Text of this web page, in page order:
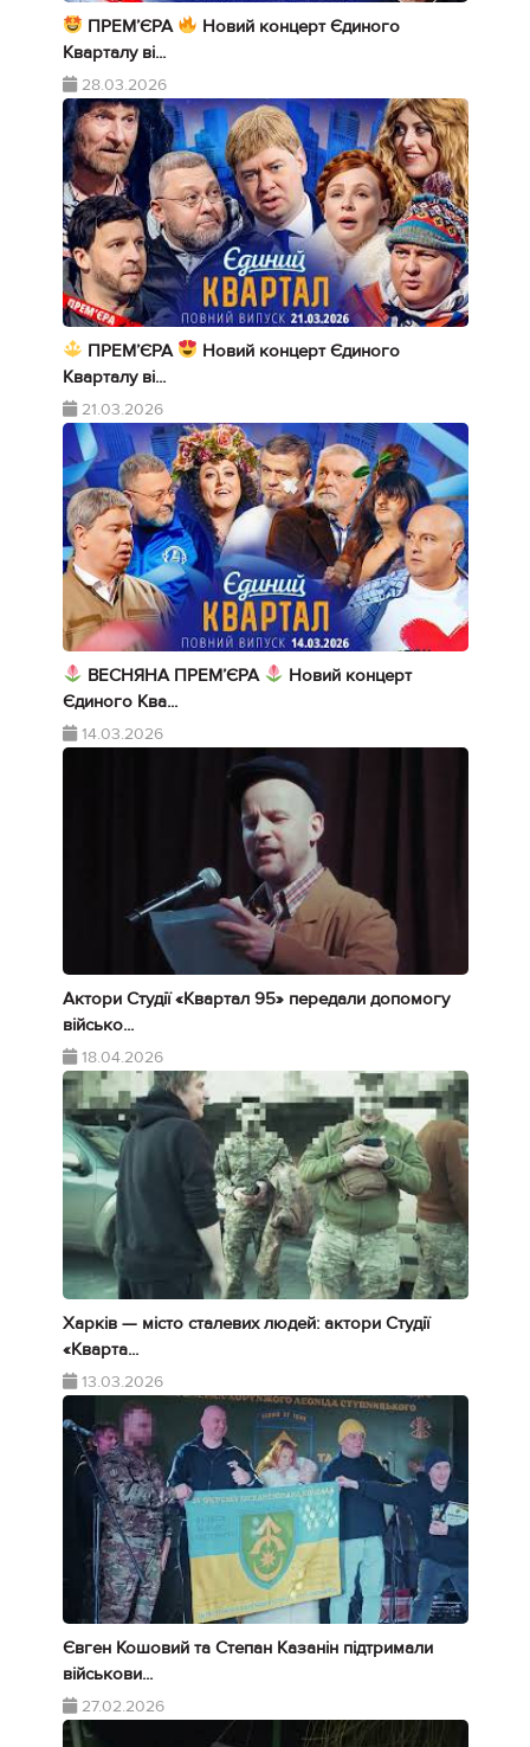
ПРЕМ’ЄРА
Новий концерт Єдиного
Кварталу ві...
28.03.2026
ПРЕМ’ЄРА
Новий концерт Єдиного
Кварталу ві...
21.03.2026
ВЕСНЯНА ПРЕМ’ЄРА
Новий концерт
Єдиного Ква...
14.03.2026
Актори Студії «Квартал 95» передали допомогу
військо...
18.04.2026
Харків — місто сталевих людей: актори Студії
«Кварта...
13.03.2026
Євген Кошовий та Степан Казанін підтримали
військови...
27.02.2026